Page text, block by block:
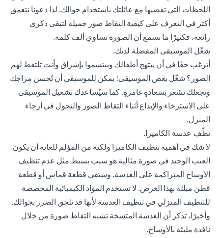
اللحظات التي تقضيها مع عائلتك باستخدام جوالك. لذا دعونا نتعمق
أكثر في التعرف على كيفية التقاط صور جميلة لتبقى ذكرى
رائعة، فكثيرًا ما نسمع أن الصورة تساوي ألف كلمة.
شغّل الموسيقى المفضلة لديك.
أترغب حقًا في أن يبتهج أطفالك ويبتسموا بإشراق وأنت تلتقط لهم
الصور؟ شغّل بعض الموسيقى! يمكن للموسيقى أن تُحسن مزاجك
وتجعلك تشعر بسعادةٍ غامرةٍ. كما سيُساعدك تشغيل الموسيقى
على الاسترخاء والإبداع أثناء التقاط الصور والتجول في أرجاء
المنزل.
نظّف عدسة الكاميرا.
لا شك في أهمية تنظيف الكاميرا ولكنه من المؤلم للغاية أن يكون
العيب الوحيد في صورة مثالية هو سبب بسيط مثل عدم تنظيف
الأوساخ المتراكمة على العدسة. وستفي قطعة قماش أو قطعة
قطن مبللة بهذا الغرض. لا تستخدم المواد الكيميائية المخصصة
للتنظيف المنزلي في تنظيف العدسة لأنها قد تلحق الضرر بجوالك.
وأخيرًا، تذكر أن العدسة المتسخة تشبه التقاط صورة من خلال
نافذة مليئة بالأوساخ.